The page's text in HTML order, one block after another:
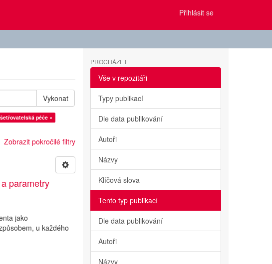
Přihlásit se
Vykonat
péče ×
Zobrazit pokročilé filtry
parametry
jako
u každého
PROCHÁZET
Vše v repozitáři
Typy publikací
Dle data publikování
Autoři
Názvy
Klíčová slova
Tento typ publikací
Dle data publikování
Autoři
Názvy